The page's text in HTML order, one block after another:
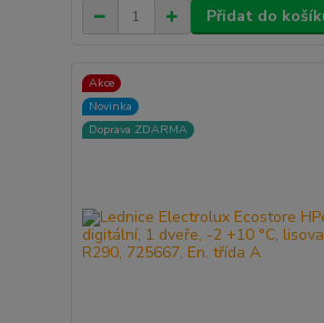
Přidat do
Akce
Novinka
Doprava ZDARMA